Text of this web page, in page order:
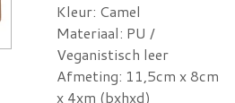
Kleur: Camel
Materiaal: PU /
Veganistisch leer
Afmeting: 11,5cm x 8cm
x 4xm (bxhxd)